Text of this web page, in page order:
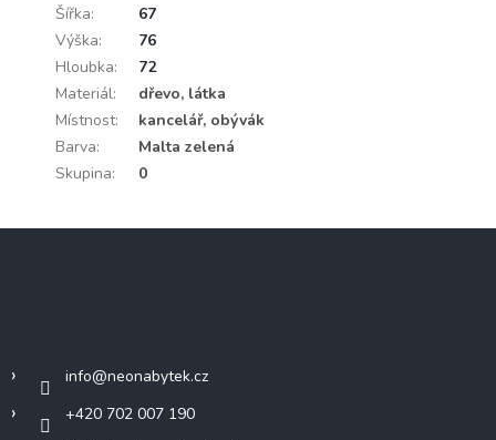
Šířka:
67
Výška:
76
Hloubka:
72
Materiál:
dřevo, látka
Místnost:
kancelář, obývák
Barva:
Malta zelená
Skupina: 0
info@neonabytek.cz
+420 702 007 190